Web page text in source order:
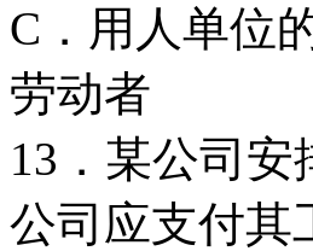
C．用人单
劳动者
13．某公司
公司应支付